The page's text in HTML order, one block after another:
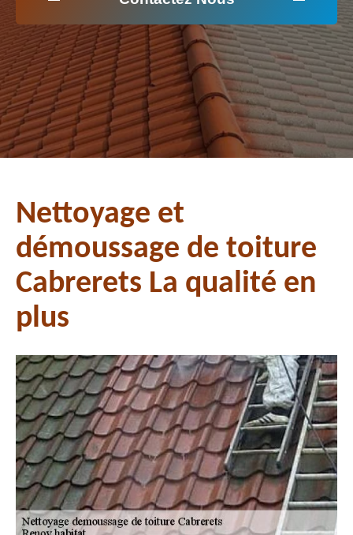
Nettoyage et
démoussage de toiture
Cabrerets La qualité en
plus